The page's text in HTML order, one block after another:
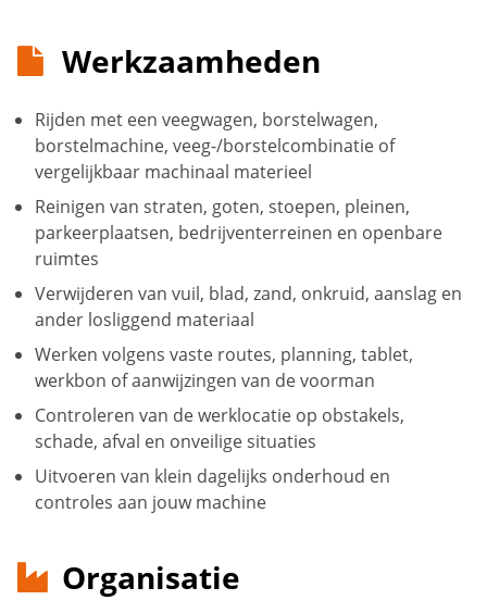
Werkzaamheden
Rijden met een veegwagen, borstelwagen,
borstelmachine, veeg-/borstelcombinatie of
vergelijkbaar machinaal materieel
Reinigen van straten, goten, stoepen, pleinen,
parkeerplaatsen, bedrijventerreinen en openbare
ruimtes
Verwijderen van vuil, blad, zand, onkruid, aanslag en
ander losliggend materiaal
Werken volgens vaste routes, planning, tablet,
werkbon of aanwijzingen van de voorman
Controleren van de werklocatie op obstakels,
schade, afval en onveilige situaties
Uitvoeren van klein dagelijks onderhoud en
controles aan jouw machine
Organisatie